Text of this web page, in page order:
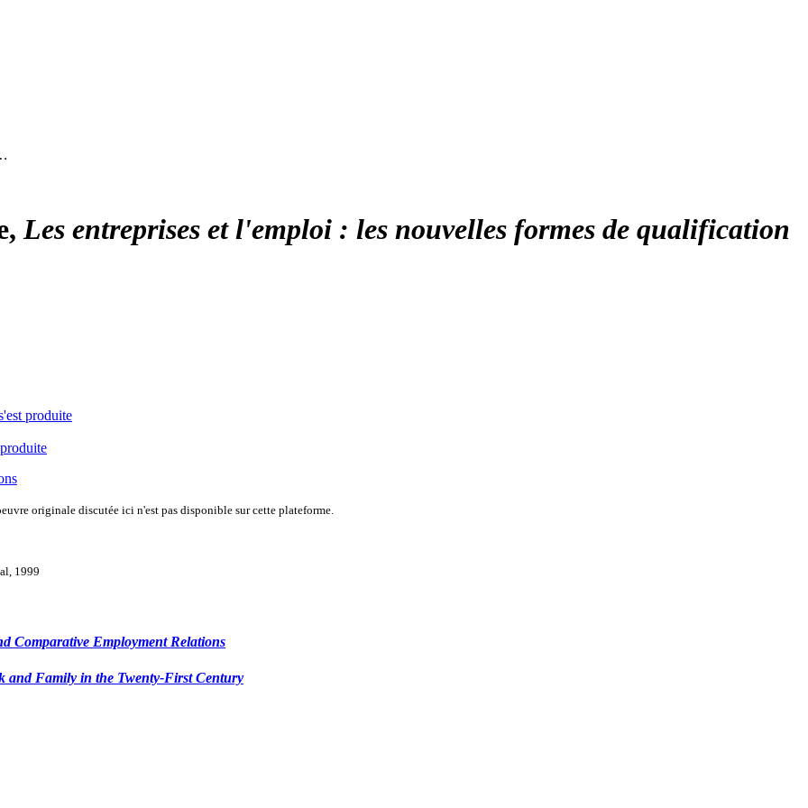
Les entreprises et l'emploi : les nouvelles formes de qualification
produite
originale discutée ici n'est pas disponible sur cette plateforme.
1999
Comparative Employment Relations
and Family in the Twenty-First Century